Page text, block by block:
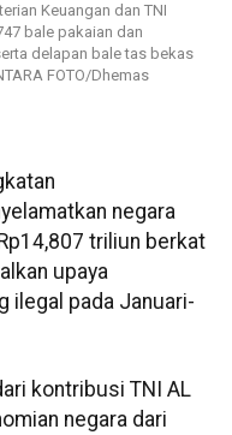
Keuangan dan TNI
bale pakaian dan
delapan bale tas bekas
FOTO/Dhemas
negara
triliun berkat
upaya
ilegal pada Januari-
kontribusi TNI AL
negara dari